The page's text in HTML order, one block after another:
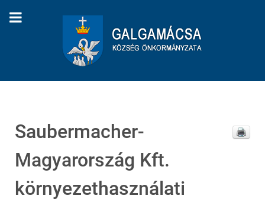
Saubermacher-
Magyarország Kft.
környezethasználati